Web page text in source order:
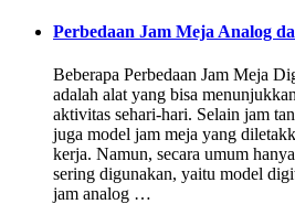
Perbedaan Jam Meja Analog
Beberapa Perbedaan Jam Meja
adalah alat yang bisa
aktivitas sehari-hari. Selain jam
juga model jam meja yang
kerja. Namun, secara umum
sering digunakan, yaitu model
jam analog …